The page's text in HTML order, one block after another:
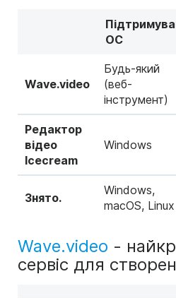
ОС
Wave.video
Будь-який
(веб-
інструмент)
Редактор
відео
Icecream
Windows
Знято.
Windows,
macOS, Linux
Wave.video -
сервіс для